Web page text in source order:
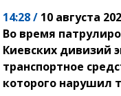
14:28 / 10 августа
Во время
Киевских дивизий
транспортное
которого нарушил